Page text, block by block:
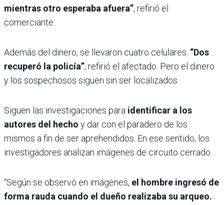
mientras otro esperaba afuera”, refirió el
comerciante.
Además del dinero, se llevaron cuatro celulares. “Dos
recuperó la policía”, refirió el afectado. Pero el dinero
y los sospechosos siguen sin ser localizados.
Siguen las investigaciones para identificar a los
autores del hecho y dar con el paradero de los
mismos a fin de ser aprehendidos. En ese sentido, los
investigadores analizan imágenes de circuito cerrado.
“Según se observó en imágenes, el hombre ingresó de
forma rauda cuando el dueño realizaba su arqueo.